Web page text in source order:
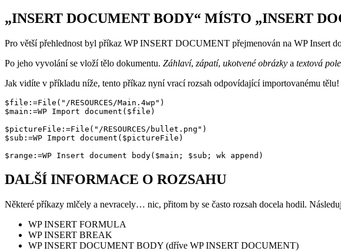
„INSERT DOCUMENT BODY“ MÍSTO „INSERT
Pro větší přehlednost byl příkaz WP INSERT DOCUMENT přejmenován na WP Insert
Po jeho vyvolání se vloží tělo dokumentu. Záhlaví, zápatí, ukotvené obrázky a textová pole
Jak vidíte v příkladu níže, tento příkaz nyní vrací rozsah odpovídající importovanému tělu!
$file:=File("/RESOURCES/Main.4wp")
$main:=WP Import document($file)
$pictureFile:=File("/RESOURCES/bullet.png")
$sub:=WP Import document($pictureFile)
$range:=WP Insert document body($main; $sub; wk append)
DALŠÍ INFORMACE O ROZSAHU
Některé příkazy mlčely a nevracely… nic, přitom by se často rozsah docela hodil.
WP INSERT FORMULA
WP INSERT BREAK
WP INSERT DOCUMENT BODY (dříve WP INSERT DOCUMENT)